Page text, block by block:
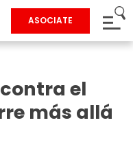
ASOCIATE
el
más allá